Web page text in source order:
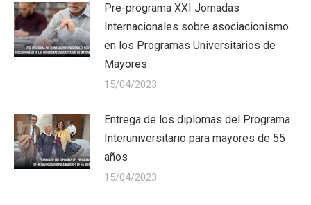
Pre-programa XXI Jornadas
Internacionales sobre asociacionismo
en los Programas Universitarios de
Mayores
15/04/2023
Entrega de los diplomas del Programa
Interuniversitario para mayores de 55
años
15/04/2023